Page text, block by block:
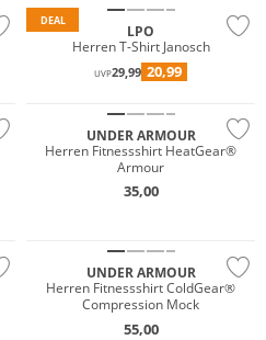
DEAL
LPO
Herren T-Shirt Janosch
UVP29,99 20,99
UNDER ARMOUR
Herren Fitnessshirt HeatGear®
Armour
35,00
UNDER ARMOUR
Herren Fitnessshirt ColdGear®
Compression Mock
55,00